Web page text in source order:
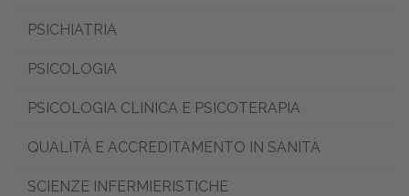
PSICHIATRIA
PSICOLOGIA
PSICOLOGIA CLINICA E PSICOTERAPIA
QUALITÀ E ACCREDITAMENTO IN SANITÀ
SCIENZE INFERMIERISTICHE